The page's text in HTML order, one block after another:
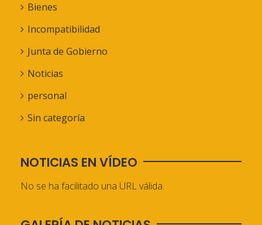
Bienes
Incompatibilidad
Junta de Gobierno
Noticias
personal
Sin categoría
NOTICIAS EN VÍDEO
No se ha facilitado una URL válida.